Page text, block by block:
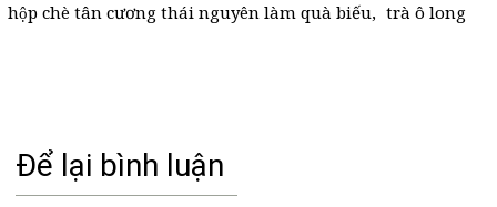
hộp chè tân cương thái nguyên làm quà biếu, trà ô long
Để lại bình luận